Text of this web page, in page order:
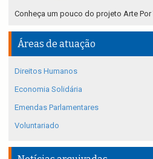
Conheça um pouco do projeto Arte Por
Áreas de atuação
Direitos Humanos
Economia Solidária
Emendas Parlamentares
Voluntariado